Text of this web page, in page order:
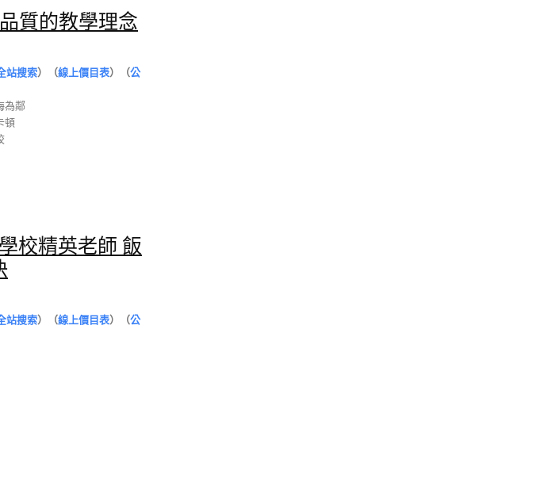
質的教學理念
站搜索）（線上價目表）（公
為鄰
頓
校精英老師 飯
站搜索）（線上價目表）（公